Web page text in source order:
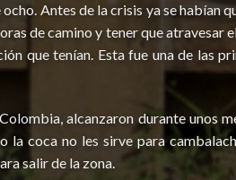
Antes de la crisis ya se habían
de camino y tener que atravesar
que tenían. Esta fue una de las
alcanzaron durante unos
coca no les sirve para
salir de la zona.